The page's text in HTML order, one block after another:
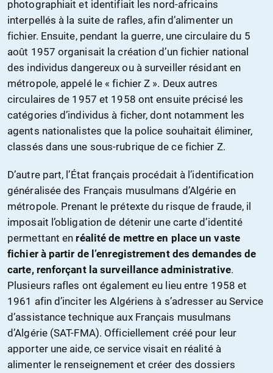
photographiait et identifiait les nord-africains
interpellés à la suite de rafles, afin d’alimenter un
fichier. Ensuite, pendant la guerre, une circulaire du 5
août 1957 organisait la création d’un fichier national
des individus dangereux ou à surveiller résidant en
métropole, appelé le « fichier Z ». Deux autres
circulaires de 1957 et 1958 ont ensuite précisé les
catégories d’individus à ficher, dont notamment les
agents nationalistes que la police souhaitait éliminer,
classés dans une sous-rubrique de ce fichier Z.
D’autre part, l’État français procédait à l’identification
généralisée des Français musulmans d’Algérie en
métropole. Prenant le prétexte du risque de fraude, il
imposait l’obligation de détenir une carte d’identité
permettant en réalité de mettre en place un vaste
fichier à partir de l’enregistrement des demandes de
carte, renforçant la surveillance administrative.
Plusieurs rafles ont également eu lieu entre 1958 et
1961 afin d’inciter les Algériens à s’adresser au Service
d’assistance technique aux Français musulmans
d’Algérie (SAT-FMA). Officiellement créé pour leur
apporter une aide, ce service visait en réalité à
alimenter le renseignement et créer des dossiers